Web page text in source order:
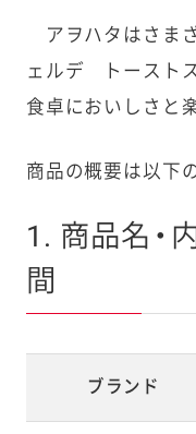
アヲハタはさま
ェルデ トーストス
食卓においしさと
商品の概要は以下
1. 商品名・
間
ブランド